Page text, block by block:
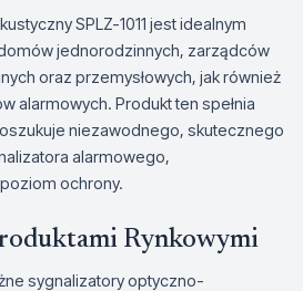
SPLZ-1011 jest idealnym
jednorodzinnych, zarządców
oraz przemysłowych, jak również
alarmowych. Produkt ten spełnia
niezawodnego, skutecznego
alarmowego,
ochrony.
Rynkowymi
sygnalizatory optyczno-